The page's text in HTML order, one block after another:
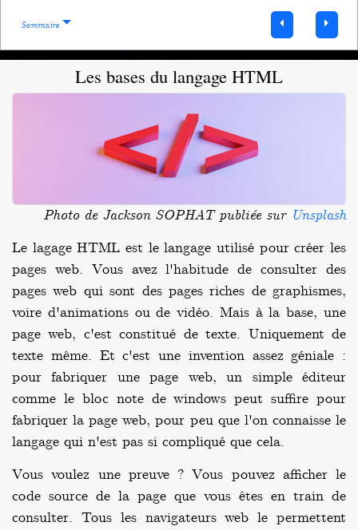
Sommaire
Les bases du langage HTML
Photo de Jackson SOPHAT publiée sur Unsplash
Le lagage HTML est le langage utilisé pour créer les
pages web. Vous avez l'habitude de consulter des
pages web qui sont des pages riches de graphismes,
voire d'animations ou de vidéo. Mais à la base, une
page web, c'est constitué de texte. Uniquement de
texte même. Et c'est une invention assez géniale :
pour fabriquer une page web, un simple éditeur
comme le bloc note de windows peut suffire pour
fabriquer la page web, pour peu que l'on connaisse le
langage qui n'est pas si compliqué que cela.
Vous voulez une preuve ? Vous pouvez afficher le
code source de la page que vous êtes en train de
consulter. Tous les navigateurs web le permettent